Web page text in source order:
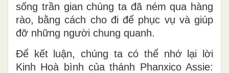
sống trần gian chúng ta đã ném qua hàng
rào, bằng cách cho đi để phục vụ và giúp
đỡ những người chung quanh.
Để kết luận, chúng ta có thể nhớ lại lời
Kinh Hoà bình của thánh Phanxico Assie: